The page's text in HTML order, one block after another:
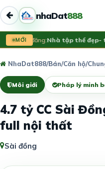
nhaDat888
MỚI
Vừa đăng:Nhà tập thể đẹp-
NhaDat888/Bán/Căn hộ/
Môi giới Pháp lý minh
4.7 tỷ CC Sài
full nội thất
Sài đồng